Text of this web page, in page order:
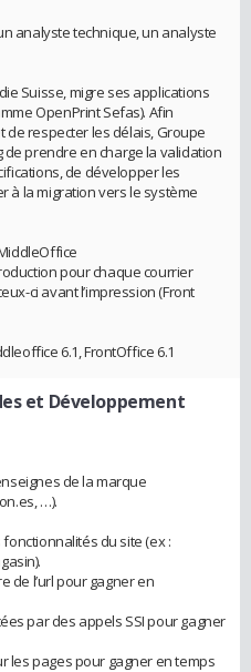
analyste technique, un analyste
Suisse, migre ses applications
OpenPrint Sefas). Afin
de respecter les délais, Groupe
prendre en charge la validation
de développer les
à la migration vers le système
pour chaque courrier
ci avant l’impression (Front
6.1, FrontOffice 6.1
et Développement
de la marque
…).
du site (ex :
de l’url pour gagner en
par des appels SSI pour gagner
les pages pour gagner en temps